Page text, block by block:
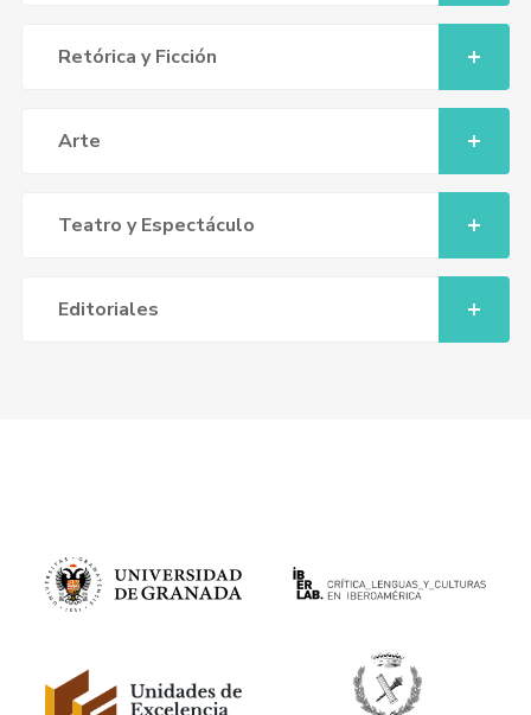
Retórica y Ficción
Arte
Teatro y Espectáculo
Editoriales